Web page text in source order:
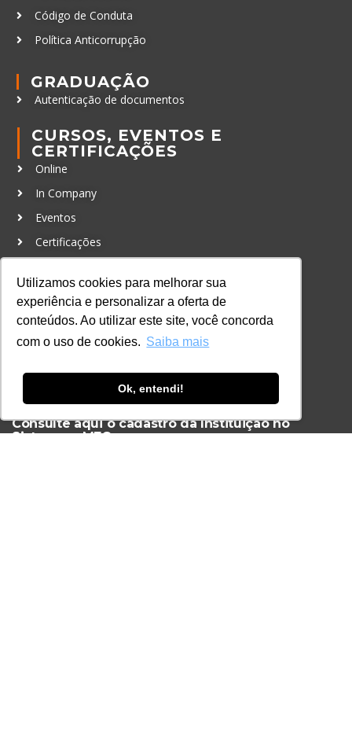
Utilizamos cookies para melhorar sua
experiência e personalizar a oferta de
conteúdos. Ao utilizar este site, você concorda
com o uso de cookies. Saiba mais
Ok, entendi!
Código de Conduta
Política Anticorrupção
GRADUAÇÃO
Autenticação de documentos
CURSOS, EVENTOS E
CERTIFICAÇÕES
Online
In Company
Eventos
Certificações
CONTATO
+55 11 3259-2837
+55 11 98924-8322
contato@lec.com.br
Ferramenta Antifraude
Consulte aqui o cadastro da Instituição no
Sistema e-MEC